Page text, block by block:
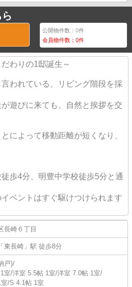
公開物件数：0件
会員物件数：0件
わりの1邸誕生～
われている、リビング階段を採
遊びに来ても、自然と挨拶を交
によって移動距離が短くなり、
歩4分、明豊中学校徒歩5分と通
ベントはすぐ駆けつけられます
長崎 ６丁目
「東長崎 」駅 徒歩8分
戸)/
室/洋室 5.5帖 1室/洋室 7.0帖 1室/
/S 4.1帖 1室